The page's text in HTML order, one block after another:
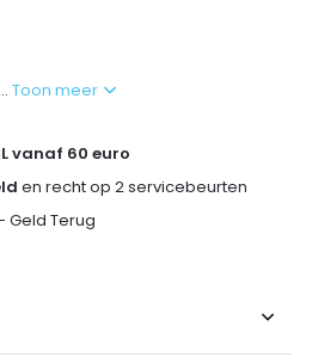
Toon meer
vanaf 60 euro
en recht op 2 servicebeurten
Geld Terug